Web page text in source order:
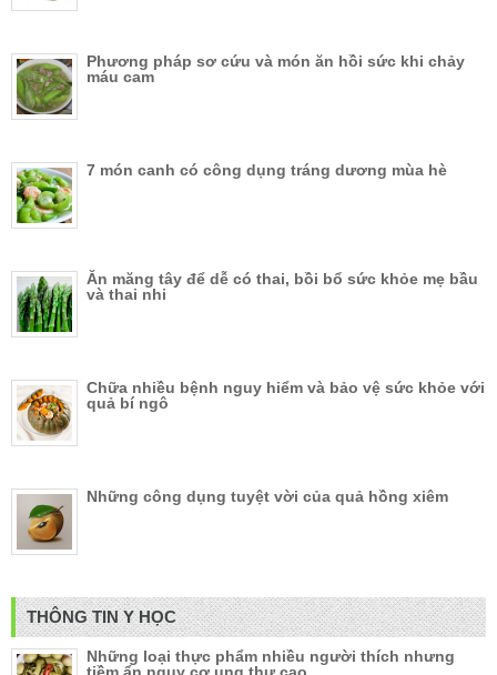
Phương pháp sơ cứu và món ăn hồi sức khi chảy
máu cam
7 món canh có công dụng tráng dương mùa hè
Ăn măng tây để dễ có thai, bồi bổ sức khỏe mẹ bầu
và thai nhi
Chữa nhiều bệnh nguy hiểm và bảo vệ sức khỏe với
quả bí ngô
Những công dụng tuyệt vời của quả hồng xiêm
THÔNG TIN Y HỌC
Những loại thực phẩm nhiều người thích nhưng